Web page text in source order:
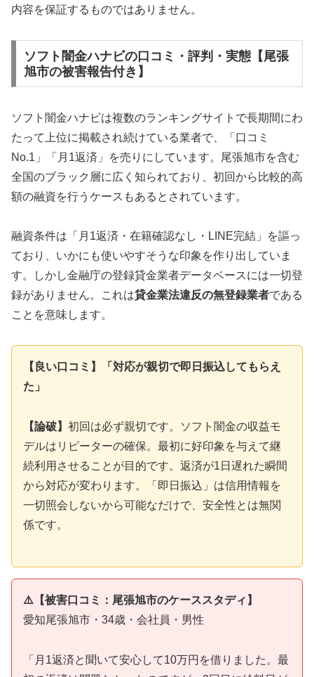
内容を保証するものではありません。
ソフト闇金ハナビの口コミ・評判・実態【尾張
旭市の被害報告付き】
ソフト闇金ハナビは複数のランキングサイトで長期間にわ
たって上位に掲載され続けている業者で、「口コミ
No.1」「月1返済」を売りにしています。尾張旭市を含む
全国のブラック層に広く知られており、初回から比較的高
額の融資を行うケースもあるとされています。
融資条件は「月1返済・在籍確認なし・LINE完結」を謳っ
ており、いかにも使いやすそうな印象を作り出していま
す。しかし金融庁の登録貸金業者データベースには一切登
録がありません。これは貸金業法違反の無登録業者である
ことを意味します。
【良い口コミ】「対応が親切で即日振込してもらえ
た」
【論破】 初回は必ず親切です。ソフト闇金の収益モ
デルはリピーターの確保。最初に好印象を与えて継
続利用させることが目的です。返済が1日遅れた瞬間
から対応が変わります。「即日振込」は信用情報を
一切照会しないから可能なだけで、安全性とは無関
係です。
⚠️【被害口コミ：尾張旭市のケーススタディ】
愛知尾張旭市・34歳・会社員・男性
「月1返済と聞いて安心して10万円を借りました。最